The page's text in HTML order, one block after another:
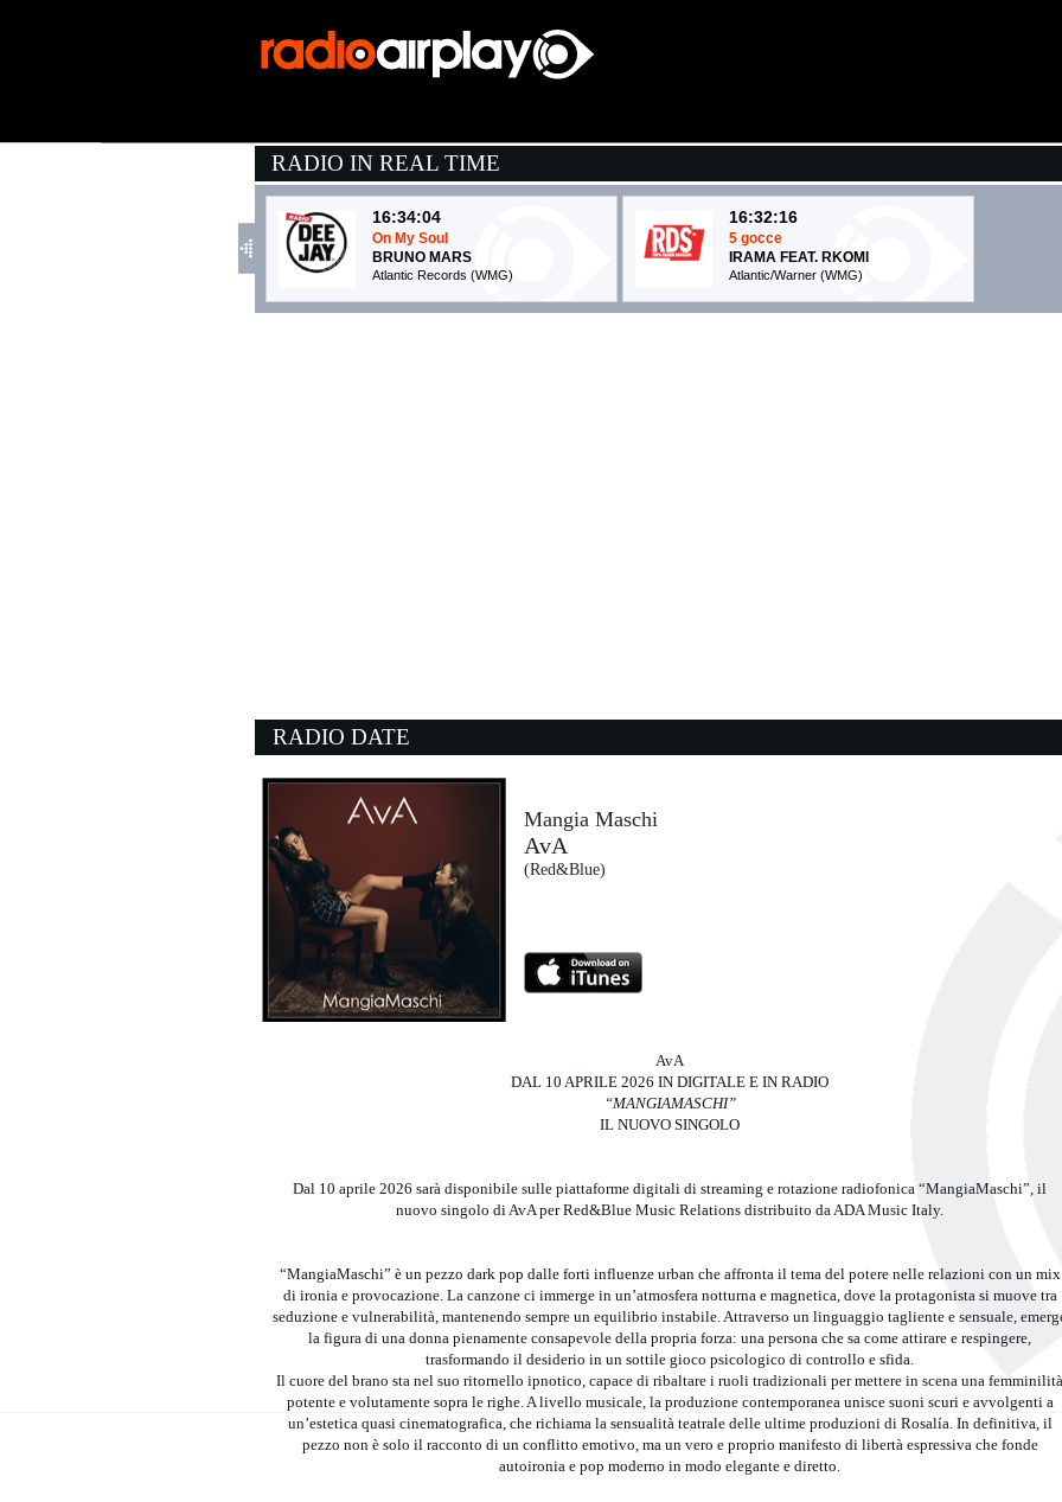
RADIO IN REAL TIME
16:34:04
On My Soul
BRUNO MARS
Atlantic Records (WMG)
16:32:16
5 gocce
IRAMA FEAT. RKOMI
Atlantic/Warner (WMG)
16:32:08
Warner Music (WMG)
16:34:27
Girl
JONAS BLUE
Defected (-)
RADIO DATE
Mangia Maschi
AvA
(Red&Blue)
AvA
DAL 10 APRILE 2026 IN DIGITALE E IN RADIO
“MANGIAMASCHI”
IL NUOVO SINGOLO
Dal 10 aprile 2026 sarà disponibile sulle piattaforme digitali di streaming e rotazione radiofonica “MangiaMaschi”, il
nuovo singolo di AvA per Red&Blue Music Relations distribuito da ADA Music Italy.
“MangiaMaschi” è un pezzo dark pop dalle forti influenze urban che affronta il tema del potere nelle relazioni con un mix
di ironia e provocazione. La canzone ci immerge in un’atmosfera notturna e magnetica, dove la protagonista si muove tra
seduzione e vulnerabilità, mantenendo sempre un equilibrio instabile. Attraverso un linguaggio tagliente e sensuale,
la figura di una donna pienamente consapevole della propria forza: una persona che sa come attirare e respingere,
trasformando il desiderio in un sottile gioco psicologico di controllo e sfida.
Il cuore del brano sta nel suo ritornello ipnotico, capace di ribaltare i ruoli tradizionali per mettere in scena una femminilità
potente e volutamente sopra le righe. A livello musicale, la produzione contemporanea unisce suoni scuri e avvolgenti a
un’estetica quasi cinematografica, che richiama la sensualità teatrale delle ultime produzioni di Rosalía. In definitiva, il
pezzo non è solo il racconto di un conflitto emotivo, ma un vero e proprio manifesto di libertà espressiva che fonde
autoironia e pop moderno in modo elegante e diretto.